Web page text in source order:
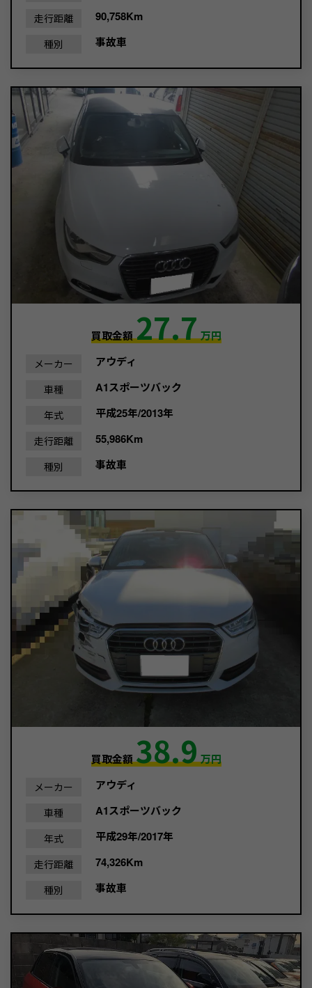
走行距離 90,758Km
種別 事故車
買取金額27.7万円
メーカー アウディ
車種 A1スポーツバック
年式 平成25年/2013年
走行距離 55,986Km
種別 事故車
買取金額38.9万円
メーカー アウディ
車種 A1スポーツバック
年式 平成29年/2017年
走行距離 74,326Km
種別 事故車